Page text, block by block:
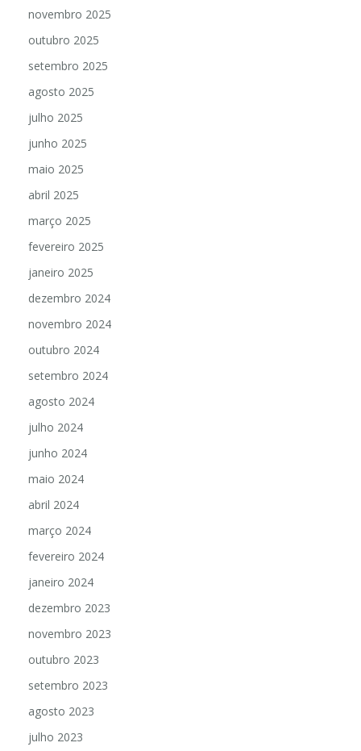
novembro 2025
outubro 2025
setembro 2025
agosto 2025
julho 2025
junho 2025
maio 2025
abril 2025
março 2025
fevereiro 2025
janeiro 2025
dezembro 2024
novembro 2024
outubro 2024
setembro 2024
agosto 2024
julho 2024
junho 2024
maio 2024
abril 2024
março 2024
fevereiro 2024
janeiro 2024
dezembro 2023
novembro 2023
outubro 2023
setembro 2023
agosto 2023
julho 2023